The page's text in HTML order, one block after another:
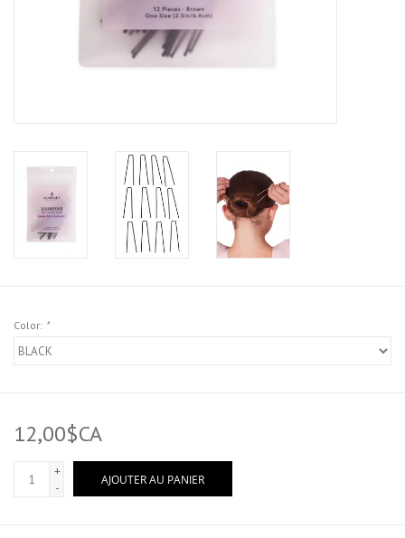
Color: *
12,00$CA
+
-
AJOUTER AU PANIER